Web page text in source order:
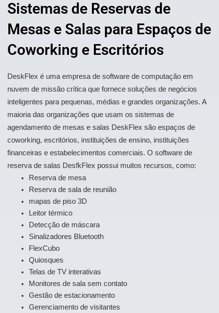
Sistemas de Reservas de
Mesas e Salas para Espaços de
Coworking e Escritórios
DeskFlex é uma empresa de software de computação em
nuvem de missão crítica que fornece soluções de negócios
inteligentes para pequenas, médias e grandes organizações. A
maioria das organizações que usam os sistemas de
agendamento de mesas e salas DeskFlex são espaços de
coworking, escritórios, instituições de ensino, instituições
financeiras e estabelecimentos comerciais. O software de
reserva de salas DesfkFlex possui muitos recursos, como:
Reserva de mesa
Reserva de sala de reunião
mapas de piso 3D
Leitor térmico
Detecção de máscara
Sinalizadores Bluetooth
FlexCubo
Quiosques
Telas de TV interativas
Monitores de sala sem contato
Gestão de estacionamento
Gerenciamento de visitantes